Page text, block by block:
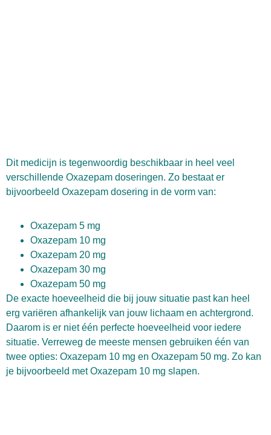
Dit medicijn is tegenwoordig beschikbaar in heel veel
verschillende Oxazepam doseringen. Zo bestaat er
bijvoorbeeld Oxazepam dosering in de vorm van:
Oxazepam 5 mg
Oxazepam 10 mg
Oxazepam 20 mg
Oxazepam 30 mg
Oxazepam 50 mg
De exacte hoeveelheid die bij jouw situatie past kan heel
erg variëren afhankelijk van jouw lichaam en achtergrond.
Daarom is er niet één perfecte hoeveelheid voor iedere
situatie. Verreweg de meeste mensen gebruiken één van
twee opties: Oxazepam 10 mg en Oxazepam 50 mg. Zo kan
je bijvoorbeeld met Oxazepam 10 mg slapen.